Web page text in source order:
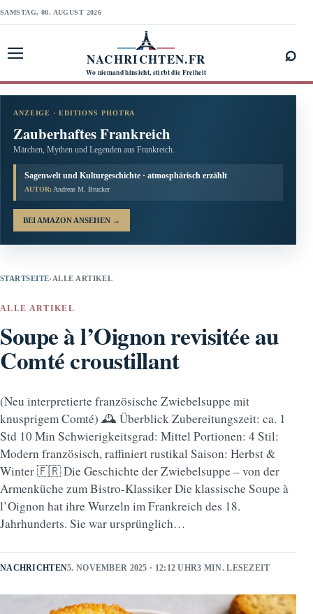
SAMSTAG, 08. AUGUST 2026
NACHRICHTEN.FR
Wo niemand hinsieht, stirbt die Freiheit
⌕
ANZEIGE · EDITIONS PHOTRA
Zauberhaftes Frankreich
Märchen, Mythen und Legenden aus Frankreich.
Sagenwelt und Kulturgeschichte · atmosphärisch erzählt
AUTOR: Andreas M. Brucker
BEI AMAZON ANSEHEN →
STARTSEITE› ALLE ARTIKEL
ALLE ARTIKEL
Soupe à l’Oignon revisitée au
Comté croustillant
(Neu interpretierte französische Zwiebelsuppe mit
knusprigem Comté) 🕰️ Überblick Zubereitungszeit: ca. 1
Std 10 Min Schwierigkeitsgrad: Mittel Portionen: 4 Stil:
Modern französisch, raffiniert rustikal Saison: Herbst &
Winter 🇫🇷 Die Geschichte der Zwiebelsuppe – von der
Armenküche zum Bistro-Klassiker Die klassische Soupe à
l’Oignon hat ihre Wurzeln im Frankreich des 18.
Jahrhunderts. Sie war ursprünglich…
NACHRICHTEN5. NOVEMBER 2025 · 12:12 UHR3 MIN. LESEZEIT